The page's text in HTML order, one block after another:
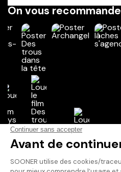
On vous recommande
Vos avis